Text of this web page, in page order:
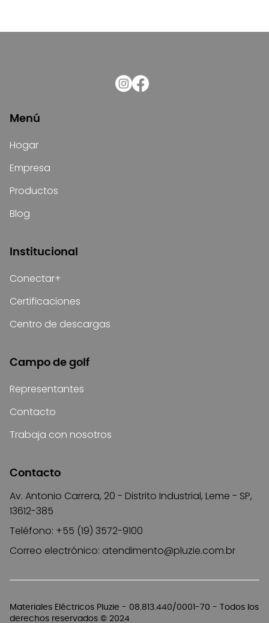
Materiales Eléctricos Pluzie - 08.813.440/0001-70 - Todos los
derechos reservados © 2024
Menú
Hogar
Empresa
Productos
Blog
Institucional
Conectar+
Certificaciones
Centro de descargas
Campo de golf
Representantes
Contacto
Trabaja con nosotros
Contacto
Av. Antonio Carrera, 20 - Distrito Industrial, Leme - SP,
13612-385
Teléfono: +55 (19) 3572-9100
Correo electrónico: atendimento@pluzie.com.br